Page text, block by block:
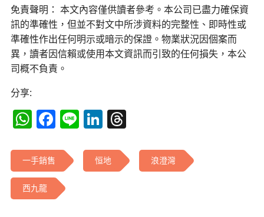
免責聲明： 本文內容僅供讀者參考。本公司已盡力確保資
訊的準確性，但並不對文中所涉資料的完整性、即時性或
準確性作出任何明示或暗示的保證。物業狀況因個案而
異，讀者因信賴或使用本文資訊而引致的任何損失，本公
司概不負責。
分享:
WhatsApp
Facebook
LineLinkedIn
一手銷售 恒地 浪澄灣
西九龍